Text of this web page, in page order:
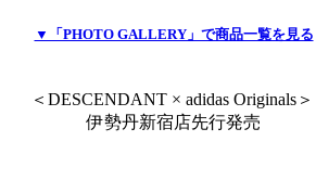
▼「PHOTO GALLERY」で商品一覧を見る
＜DESCENDANT × adidas Originals＞
伊勢丹新宿店先行発売